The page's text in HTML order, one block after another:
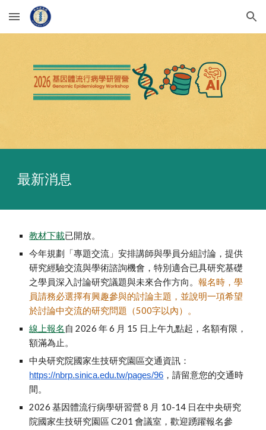
Skip to main content Skip to navigation
最新消息
教材下載已開放。
今年規劃「專題交流」安排講師與學員分組討論，提供
研究經驗交流與學術諮詢機會，特別適合已具研究基礎
之學員深入討論研究議題與未來合作方向。報名時，學
員請務必選擇有興趣參與的討論主題，並說明一項希望
於討論中交流的研究問題（500字以內）。
線上報名 自 2026 年 6 月 15 日上午九點起，名額有限，
額滿為止。
中央研究院國家生技研究園區交通資訊：
https://nbrp.sinica.edu.tw/pages/96 ，請留意您的交通時
間。
2026 基因體流行病學研習營 8 月 10-14 日在中央研究
院國家生技研究園區 C201 會議室，歡迎踴躍報名參